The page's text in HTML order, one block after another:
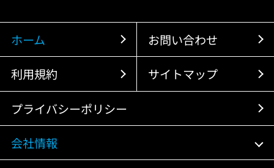
ホーム お問い合わせ
利用規約 サイトマップ
プライバシーポリシー
会社情報